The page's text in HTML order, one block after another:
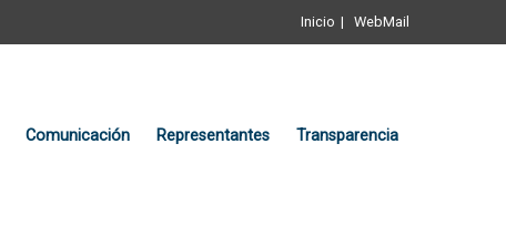
Inicio WebMail
Comunicación Representantes Transparencia